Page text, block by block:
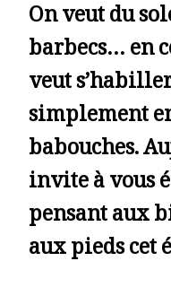
On veut du
barbecs… en
veut
simplement
babouches.
invite à vous
pensant aux
aux pieds cet